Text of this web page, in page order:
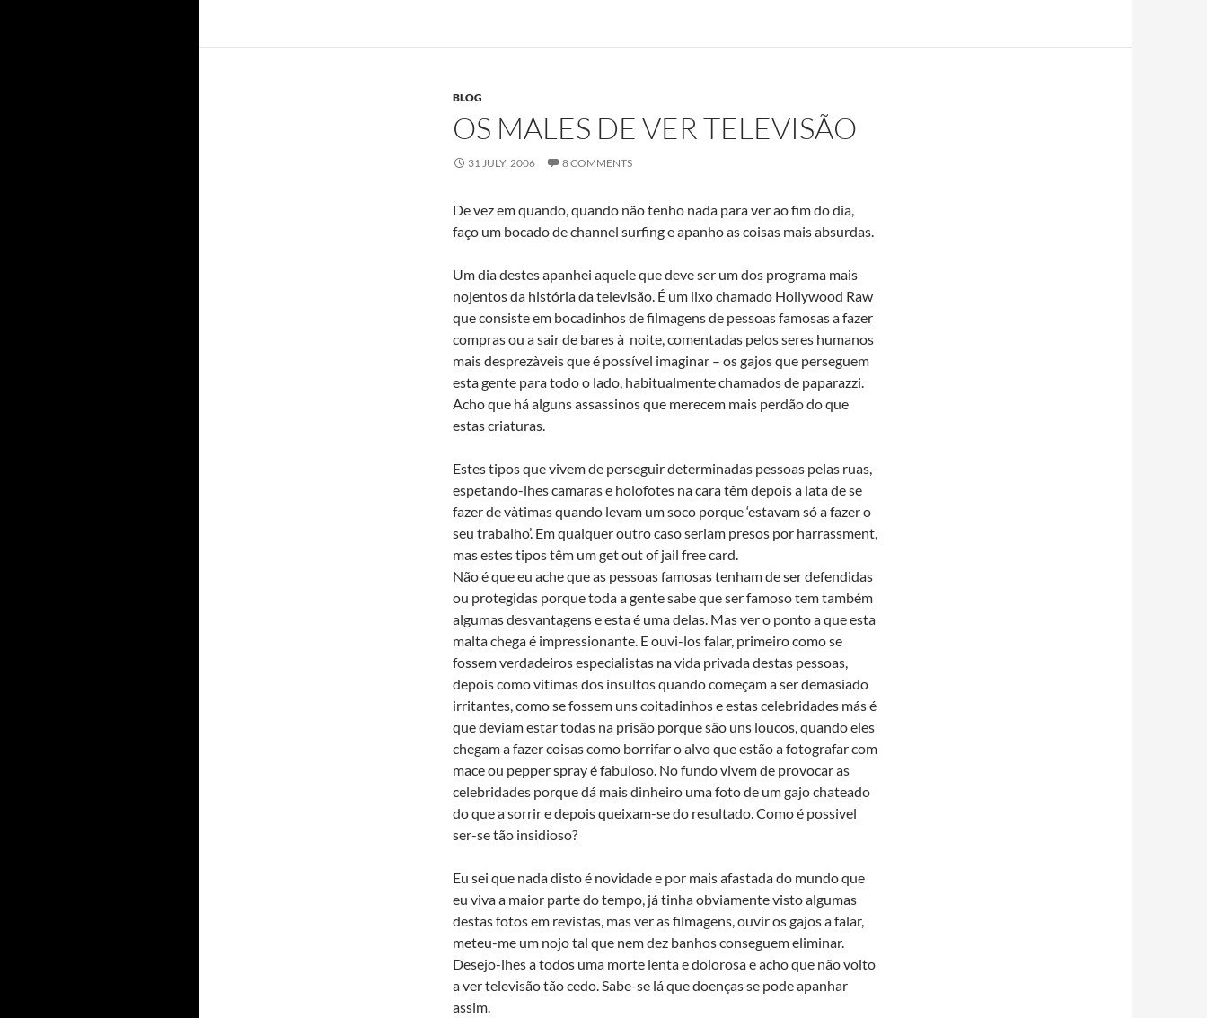
BLOG
OS MALES DE VER TELEVISÃO
31 JULY, 2006 8 COMMENTS
De vez em quando, quando não tenho nada para ver ao fim do dia,
faço um bocado de channel surfing e apanho as coisas mais absurdas.
Um dia destes apanhei aquele que deve ser um dos programa mais
nojentos da história da televisão. É um lixo chamado Hollywood Raw
que consiste em bocadinhos de filmagens de pessoas famosas a fazer
compras ou a sair de bares à noite, comentadas pelos seres humanos
mais desprezà­veis que é possível imaginar – os gajos que perseguem
esta gente para todo o lado, habitualmente chamados de paparazzi.
Acho que há alguns assassinos que merecem mais perdão do que
estas criaturas.
Estes tipos que vivem de perseguir determinadas pessoas pelas ruas,
espetando-lhes camaras e holofotes na cara têm depois a lata de se
fazer de và­timas quando levam um soco porque ‘estavam só a fazer o
seu trabalho’. Em qualquer outro caso seriam presos por harrassment,
mas estes tipos têm um get out of jail free card.
Não é que eu ache que as pessoas famosas tenham de ser defendidas
ou protegidas porque toda a gente sabe que ser famoso tem também
algumas desvantagens e esta é uma delas. Mas ver o ponto a que esta
malta chega é impressionante. E ouvi-los falar, primeiro como se
fossem verdadeiros especialistas na vida privada destas pessoas,
depois como vitimas dos insultos quando começam a ser demasiado
irritantes, como se fossem uns coitadinhos e estas celebridades más é
que deviam estar todas na prisão porque são uns loucos, quando eles
chegam a fazer coisas como borrifar o alvo que estão a fotografar com
mace ou pepper spray é fabuloso. No fundo vivem de provocar as
celebridades porque dá mais dinheiro uma foto de um gajo chateado
do que a sorrir e depois queixam-se do resultado. Como é possivel
ser-se tão insidioso?
Eu sei que nada disto é novidade e por mais afastada do mundo que
eu viva a maior parte do tempo, já tinha obviamente visto algumas
destas fotos em revistas, mas ver as filmagens, ouvir os gajos a falar,
meteu-me um nojo tal que nem dez banhos conseguem eliminar.
Desejo-lhes a todos uma morte lenta e dolorosa e acho que não volto
a ver televisão tão cedo. Sabe-se lá que doenças se pode apanhar
assim.